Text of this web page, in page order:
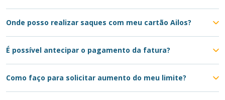
Onde posso realizar saques com meu cartão Ailos?
É possível antecipar o pagamento da fatura?
Como faço para solicitar aumento do meu limite?